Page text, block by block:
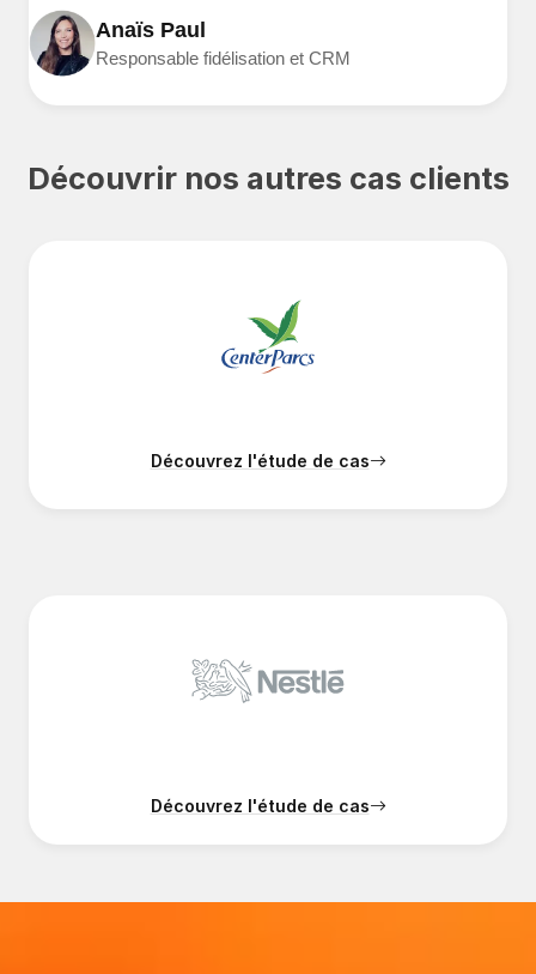
Anaïs Paul
Responsable fidélisation et CRM
Découvrir nos autres cas clients
Découvrez l'étude de cas
Découvrez l'étude de cas